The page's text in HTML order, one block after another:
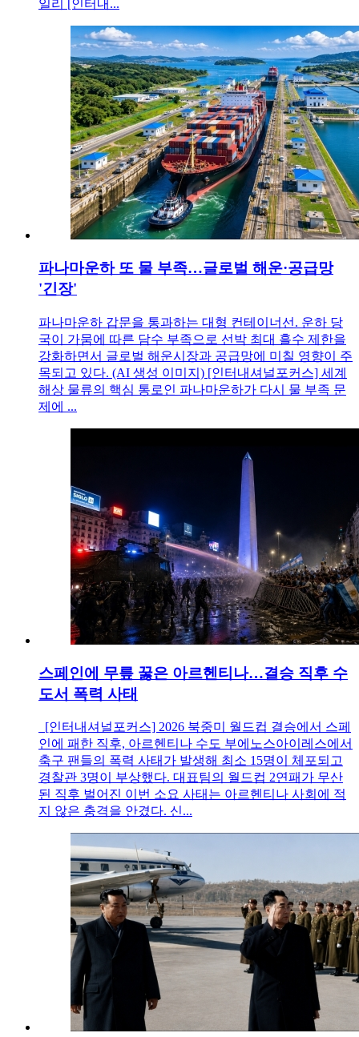
일리 [인터내...
파나마운하 또 물 부족…글로벌 해운·공급망
'긴장'
파나마운하 갑문을 통과하는 대형 컨테이너선. 운하 당
국이 가뭄에 따른 담수 부족으로 선박 최대 흘수 제한을
강화하면서 글로벌 해운시장과 공급망에 미칠 영향이 주
목되고 있다. (AI 생성 이미지) [인터내셔널포커스] 세계
해상 물류의 핵심 통로인 파나마운하가 다시 물 부족 문
제에 ...
스페인에 무릎 꿇은 아르헨티나…결승 직후 수
도서 폭력 사태
[인터내셔널포커스] 2026 북중미 월드컵 결승에서 스페
인에 패한 직후, 아르헨티나 수도 부에노스아이레스에서
축구 팬들의 폭력 사태가 발생해 최소 15명이 체포되고
경찰관 3명이 부상했다. 대표팀의 월드컵 2연패가 무산
된 직후 벌어진 이번 소요 사태는 아르헨티나 사회에 적
지 않은 충격을 안겼다. 신...